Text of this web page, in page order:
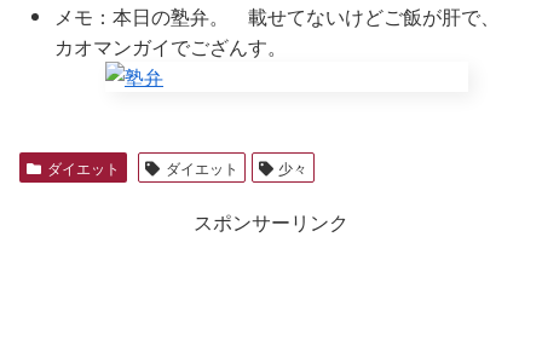
メモ：本日の塾弁。 載せてないけどご飯が肝で、
カオマンガイでござんす。
ダイエット ダイエット 少々
スポンサーリンク